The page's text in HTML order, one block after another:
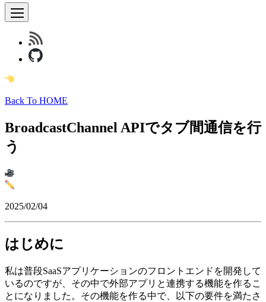
Back To HOME
BroadcastChannel APIでタブ間通信を行
う
2025/02/04
はじめに
私は普段SaaSアプリケーションのフロントエンドを開発して
いるのですが、その中で外部アプリと連携する機能を作るこ
とになりました。その機能を作る中で、以下の要件を満たさ